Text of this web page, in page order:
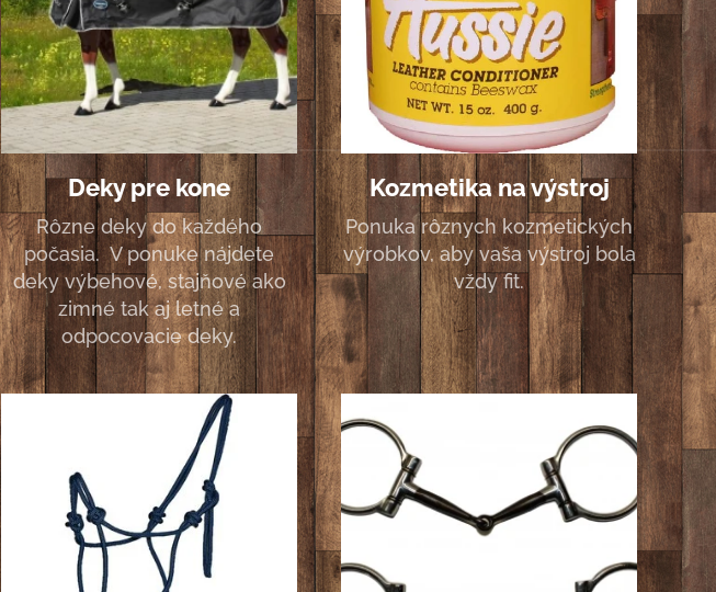
Deky pre kone
Rôzne deky do každého
počasia. V ponuke nájdete
deky výbehové, stajňové ako
zimné tak aj letné a
odpocovacie deky.
Kozmetika na výstroj
Ponuka rôznych kozmetických
výrobkov, aby vaša výstroj bola
vždy fit.